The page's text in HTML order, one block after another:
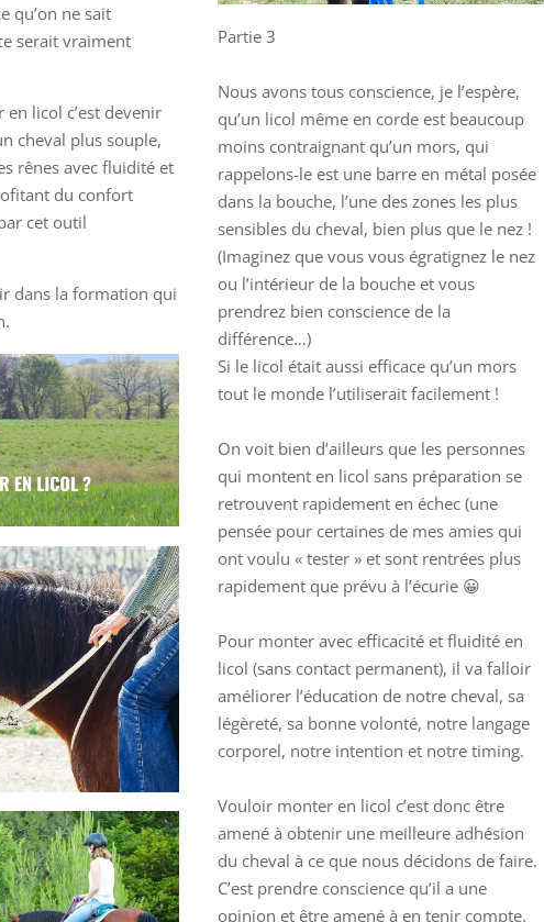
qu’on ne sait
serait vraiment
licol c’est devenir
cheval plus souple,
rênes avec fluidité et
du confort
cet outil
dans la formation qui
Partie 3
Nous avons tous conscience, je l’espère,
qu’un licol même en corde est beaucoup
moins contraignant qu’un mors, qui
rappelons-le est une barre en métal posée
dans la bouche, l’une des zones les plus
sensibles du cheval, bien plus que le nez !
(Imaginez que vous vous égratignez le nez
ou l’intérieur de la bouche et vous
prendrez bien conscience de la
différence…)
Si le licol était aussi efficace qu’un mors
tout le monde l’utiliserait facilement !
On voit bien d’ailleurs que les personnes
qui montent en licol sans préparation se
retrouvent rapidement en échec (une
pensée pour certaines de mes amies qui
ont voulu « tester » et sont rentrées plus
rapidement que prévu à l’écurie 😀
Pour monter avec efficacité et fluidité en
licol (sans contact permanent), il va falloir
améliorer l’éducation de notre cheval, sa
légèreté, sa bonne volonté, notre langage
corporel, notre intention et notre timing.
Vouloir monter en licol c’est donc être
amené à obtenir une meilleure adhésion
du cheval à ce que nous décidons de faire.
C’est prendre conscience qu’il a une
opinion et être amené à en tenir compte.